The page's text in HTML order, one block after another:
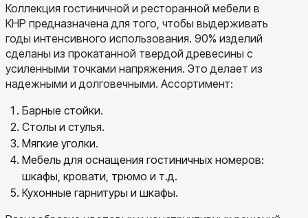
Коллекция гостиничной и ресторанной мебели в
КНР предназначена для того, чтобы выдерживать
годы интенсивного использования. 90% изделий
сделаны из прокатанной твердой древесины с
усиленными точками напряжения. Это делает из
надежными и долговечными. Ассортимент:
Барные стойки.
Столы и стулья.
Мягкие уголки.
Мебель для оснащения гостиничных номеров:
шкафы, кровати, трюмо и т.д.
Кухонные гарнитуры и шкафы.